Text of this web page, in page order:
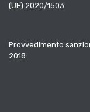
(UE) 2020/1503
Provvedimento
2018